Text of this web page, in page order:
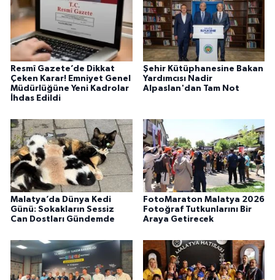
Resmî Gazete’de Dikkat
Çeken Karar! Emniyet Genel
Müdürlüğüne Yeni Kadrolar
İhdas Edildi
Şehir Kütüphanesine Bakan
Yardımcısı Nadir
Alpaslan'dan Tam Not
Malatya’da Dünya Kedi
Günü: Sokakların Sessiz
Can Dostları Gündemde
FotoMaraton Malatya 2026
Fotoğraf Tutkunlarını Bir
Araya Getirecek